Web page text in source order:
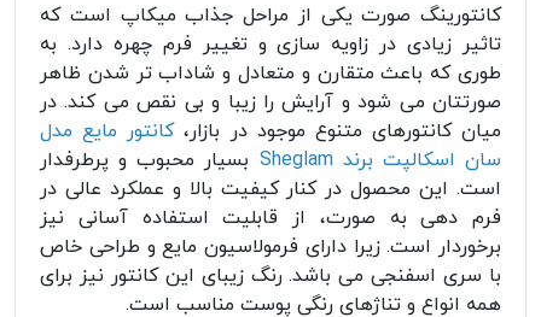
کانتورینگ صورت یکی از مراحل جذاب میکاپ است که
تاثیر زیادی در زاویه سازی و تغییر فرم چهره دارد. به
طوری که باعث متقارن و متعادل و شاداب تر شدن ظاهر
صورتتان می شود و آرایش را زیبا و بی نقص می کند. در
میان کانتورهای متنوع موجود در بازار،کانتور مایع مدل
سان اسکالپت برند Sheglam
بسیار محبوب و پرطرفدار
است. این محصول در کنار کیفیت بالا و عملکرد عالی در
فرم دهی به صورت، از قابلیت استفاده آسانی نیز
برخوردار است. زیرا دارای فرمولاسیون مایع و طراحی خاص
با سری اسفنجی می باشد. رنگ زیبای این کانتور نیز برای
همه انواع و تناژهای رنگی پوست مناسب است.